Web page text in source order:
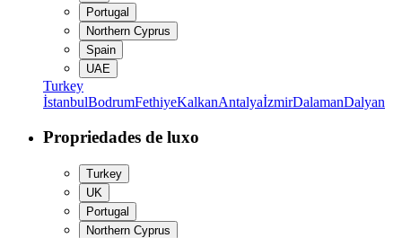
Portugal
Northern Cyprus
Spain
UAE
Turkey
İstanbulBodrumFethiyeKalkanAntalyaİzmirDalamanDalyan
Propriedades de luxo
Turkey
UK
Portugal
Northern Cyprus